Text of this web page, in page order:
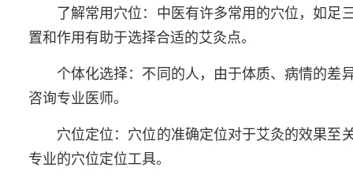
了解常用穴位：中医有许多常用的穴位，如足
置和作用有助于选择合适的艾灸点。
个体化选择：不同的人，由于体质、病情的差
咨询专业医师。
穴位定位：穴位的准确定位对于艾灸的效果至
专业的穴位定位工具。